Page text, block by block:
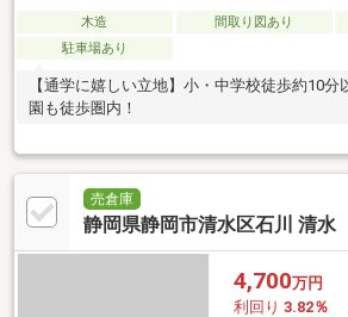
木造 間取り図あり
駐車場あり
【通学に嬉しい立地】小・中学校徒歩約10分
園も徒歩圏内！
売倉庫
静岡県静岡市清水区石川 清水
4,700万円
利回り 3.82％